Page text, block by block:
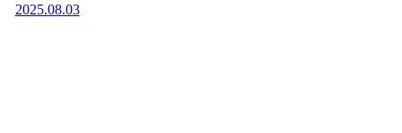
2025.08.03